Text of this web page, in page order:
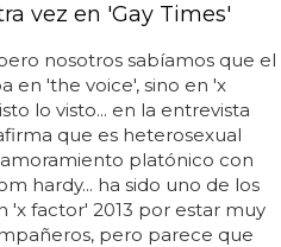
vez en 'Gay Times'
nosotros sabíamos que el
en 'the voice', sino en 'x
lo visto... en la entrevista
que es heterosexual
platónico con
hardy... ha sido uno de los
'x factor' 2013 por estar muy
pero parece que